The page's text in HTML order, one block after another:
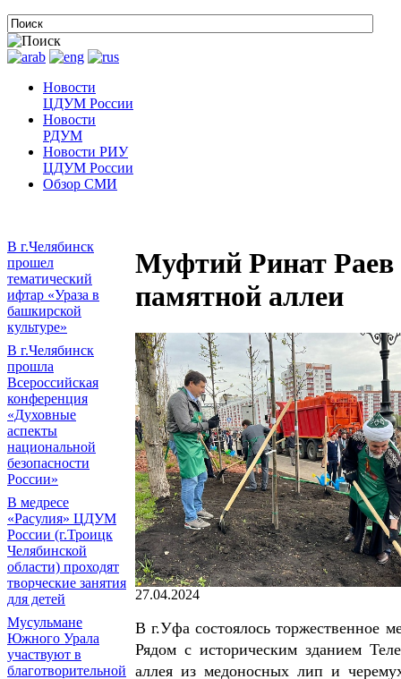
Новости
ЦДУМ России
Новости
РДУМ
Новости РИУ
ЦДУМ России
Обзор СМИ
В г.Челябинск
прошел
тематический
ифтар «Ураза в
башкирской
культуре»
В г.Челябинск
прошла
Всероссийская
конференция
«Духовные
аспекты
национальной
безопасности
России»
В медресе
«Расулия» ЦДУМ
России (г.Троицк
Челябинской
области) проходят
творческие занятия
для детей
Мусульмане
Южного Урала
участвуют в
благотворительной
Муфтий Ринат Раев
памятной аллеи
27.04.2024
В г.Уфа состоялось торжественное
Рядом с историческим зданием
аллея из медоносных лип и